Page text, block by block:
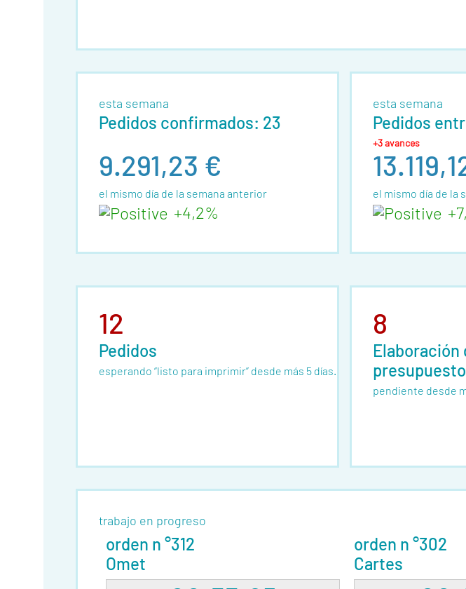
esta semana
Pedidos confirmados: 23
9.291,23 €
el mismo día de la semana anterior
+4,2%
esta semana
Pedidos
+3 avances
el mismo día de la
12
Pedidos
esperando “listo para imprimir” desde más 5 días.
8
Elaboración
pendiente desde
trabajo en progreso
orden n °312
Omet
orden n °302
Cartes